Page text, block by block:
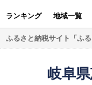
ランキング 地域一覧
ふるさと納税サイト「ふる
岐阜